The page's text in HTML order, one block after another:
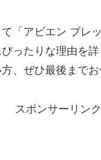
「アビエン ブレ
ったりな理由を
、ぜひ最後までお
スポンサーリンク